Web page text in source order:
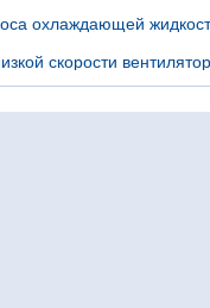
охлаждающей
скорости